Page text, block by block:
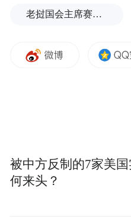
（新品发
并由中红普林生殖医
理李昂对中红品牌及
中红致力于打造大健
老挝国会主席赛宋蓬逝世
被中方反制的7家美
何来头？